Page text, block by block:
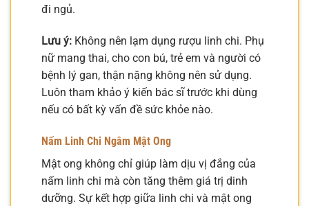
đi ngủ.
Lưu ý: Không nên lạm dụng rượu linh chi. Phụ
nữ mang thai, cho con bú, trẻ em và người có
bệnh lý gan, thận nặng không nên sử dụng.
Luôn tham khảo ý kiến bác sĩ trước khi dùng
nếu có bất kỳ vấn đề sức khỏe nào.
Nấm Linh Chi Ngâm Mật Ong
Mật ong không chỉ giúp làm dịu vị đắng của
nấm linh chi mà còn tăng thêm giá trị dinh
dưỡng. Sự kết hợp giữa linh chi và mật ong